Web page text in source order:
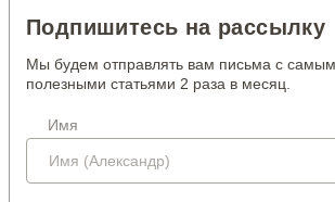
Подпишитесь на рассылку
Мы будем отправлять вам письма с
полезными статьями 2 раза в месяц.
Имя